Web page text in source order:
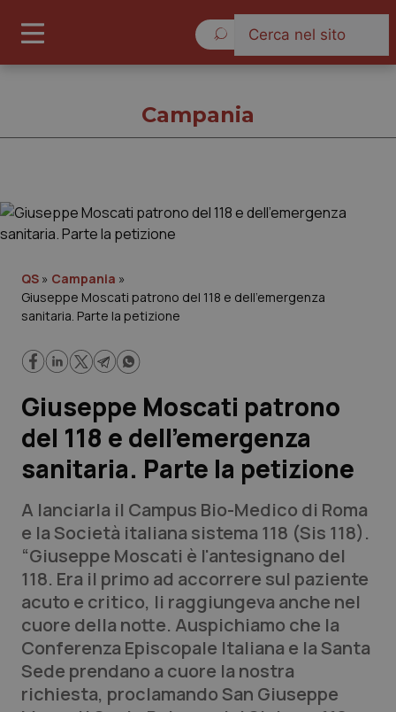
Governo e Parlamento
Regioni e Asl
Lavoro e Professioni
Scienza e Farmaci
Studi e Analisi
Lettere al direttore
Edizioni Regionali
QS Pro
Professionisti Sanitari.AI
Campania
QS » Campania »
Giuseppe Moscati patrono del 118 e dell’emergenza
sanitaria. Parte la petizione
Giuseppe Moscati patrono
del 118 e dell’emergenza
sanitaria. Parte la petizione
A lanciarla il Campus Bio-Medico di Roma
e la Società italiana sistema 118 (Sis 118).
“Giuseppe Moscati è l'antesignano del
118. Era il primo ad accorrere sul paziente
acuto e critico, li raggiungeva anche nel
cuore della notte. Auspichiamo che la
Conferenza Episcopale Italiana e la Santa
Sede prendano a cuore la nostra
richiesta, proclamando San Giuseppe